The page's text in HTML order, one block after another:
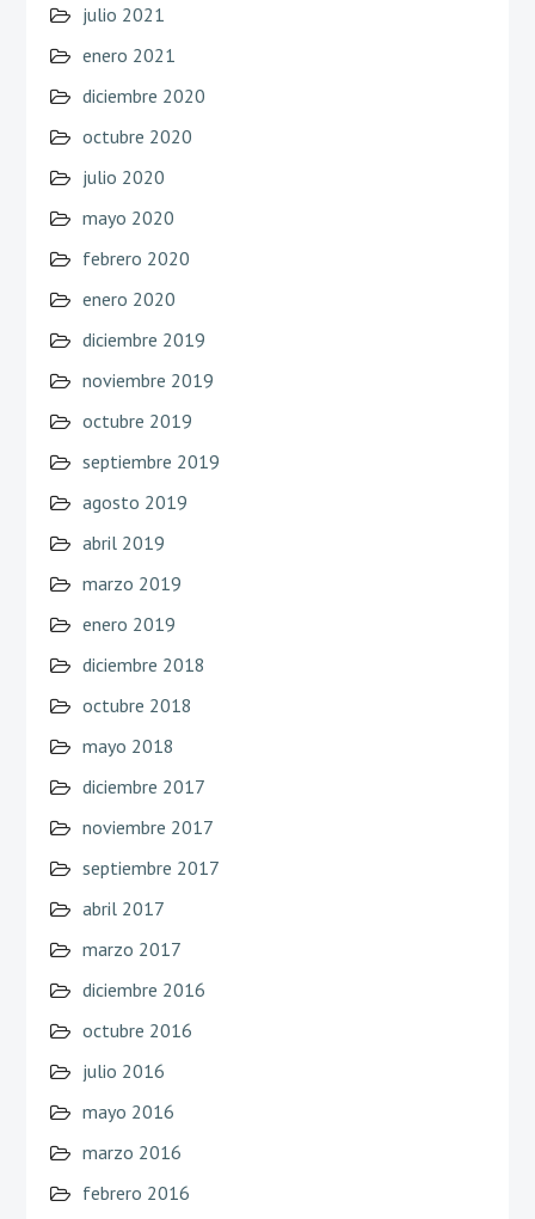
julio 2021
enero 2021
diciembre 2020
octubre 2020
julio 2020
mayo 2020
febrero 2020
enero 2020
diciembre 2019
noviembre 2019
octubre 2019
septiembre 2019
agosto 2019
abril 2019
marzo 2019
enero 2019
diciembre 2018
octubre 2018
mayo 2018
diciembre 2017
noviembre 2017
septiembre 2017
abril 2017
marzo 2017
diciembre 2016
octubre 2016
julio 2016
mayo 2016
marzo 2016
febrero 2016